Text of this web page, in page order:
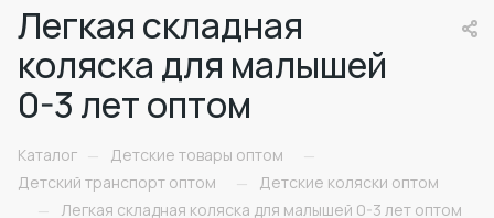
Легкая складная
коляска для малышей
0-3 лет оптом
Каталог — Детские товары оптом
—
Детский транспорт оптом
—
Детские коляски оптом
—
Легкая складная коляска для малышей 0-3 лет оптом